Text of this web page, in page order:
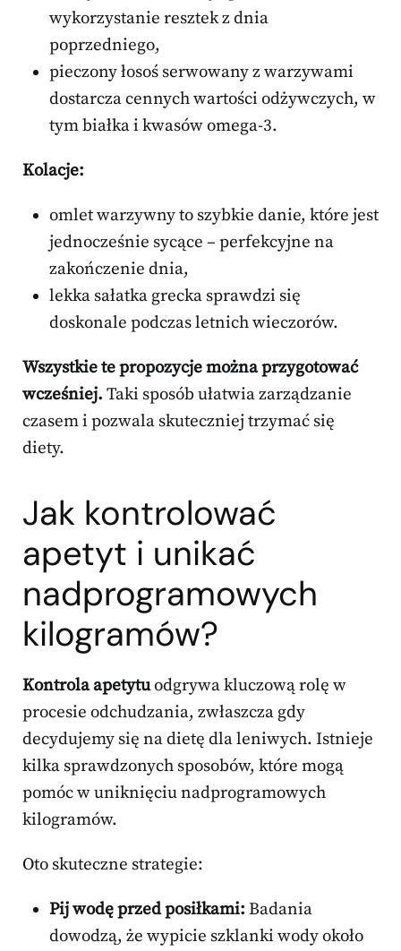
wykorzystanie resztek z dnia
poprzedniego,
pieczony łosoś serwowany z warzywami
dostarcza cennych wartości odżywczych, w
tym białka i kwasów omega-3.
Kolacje:
omlet warzywny to szybkie danie, które jest
jednocześnie sycące – perfekcyjne na
zakończenie dnia,
lekka sałatka grecka sprawdzi się
doskonale podczas letnich wieczorów.
Wszystkie te propozycje można przygotować
wcześniej. Taki sposób ułatwia zarządzanie
czasem i pozwala skuteczniej trzymać się
diety.
Jak kontrolować
apetyt i unikać
nadprogramowych
kilogramów?
Kontrola apetytuodgrywa kluczową rolę w
procesie odchudzania, zwłaszcza gdy
decydujemy się na dietę dla leniwych. Istnieje
kilka sprawdzonych sposobów, które mogą
pomóc w uniknięciu nadprogramowych
kilogramów.
Oto skuteczne strategie:
Pij wodę przed posiłkami: Badania
dowodzą, że wypicie szklanki wody około